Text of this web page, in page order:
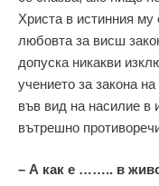
Христа в истинния
любовта за висш
допуска никакви
учението за закона
във вид на насилие в
вътрешно
– А как е …….. в